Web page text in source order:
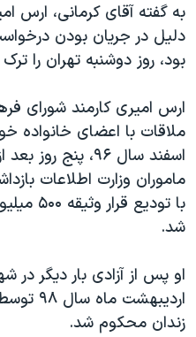
به گفته آقای کرمانی، ارس
دلیل در جریان بودن
بود، روز دوشنبه تهران را
ارس امیری کارمند شورای
ملاقات با اعضای خانواده
اسفند سال ۹۶، پنج
با
شد.
زندان محکوم شد.